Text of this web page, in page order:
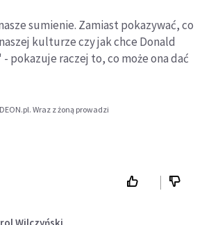
sumienie. Zamiast pokazywać, co
kulturze czy jak chce Donald
pokazuje raczej to, co może ona dać
Wraz z żoną prowadzi
Wilczyński